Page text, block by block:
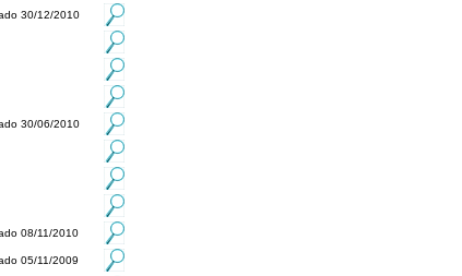
30/12/2010
30/06/2010
08/11/2010
05/11/2009